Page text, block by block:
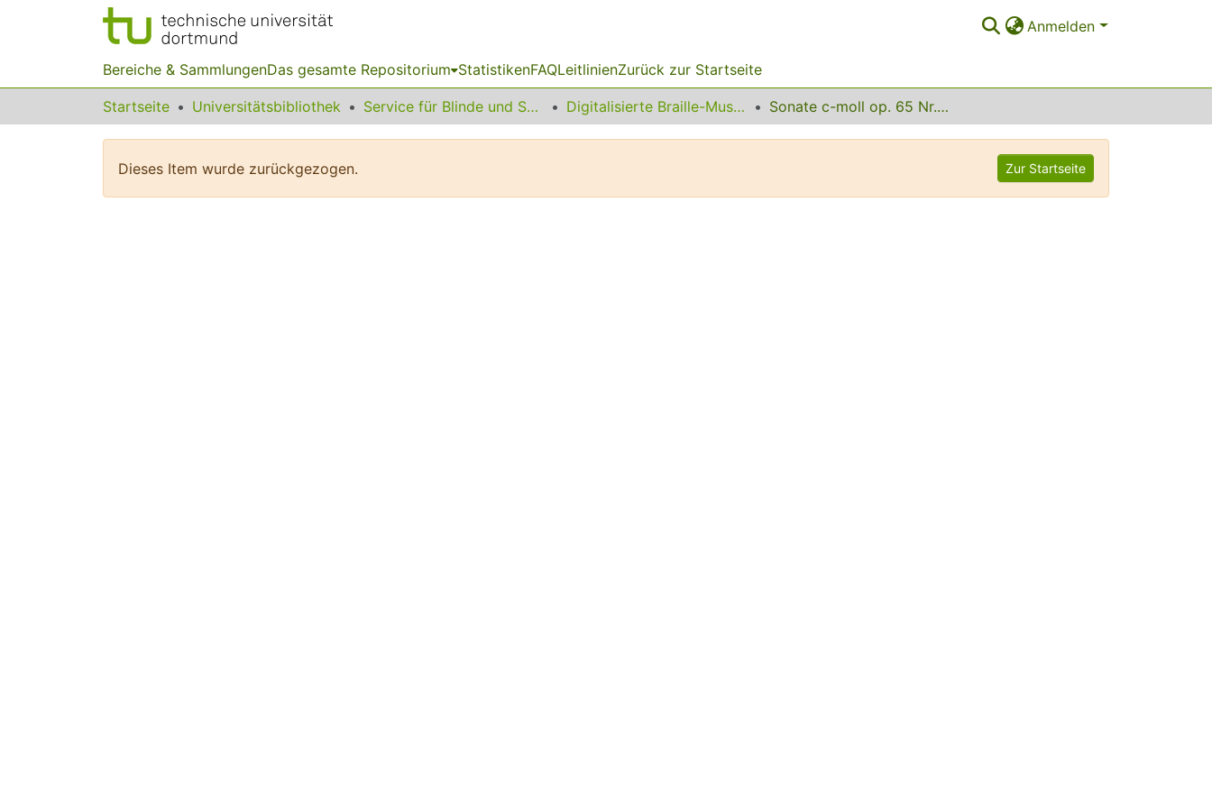
Anmelden
Bereiche & SammlungenDas gesamte Repositorium StatistikenFAQLeitlinienZurück zur Startseite
Startseite Universitätsbibliothek Service für Blinde und Sehbehinderte Digitalisierte Braille-Musik-Matrizen des VzfB Sonate c-moll op. 65 Nr. 2
Dieses Item wurde zurückgezogen. Zur Startseite